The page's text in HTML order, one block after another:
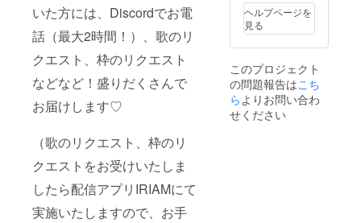
いた方には、Discordでお電
話（最大2時間！）、歌のリ
クエスト、枠のリクエスト
などなど！盛りだくさんで
お届けします♡
（歌のリクエスト、枠のリ
クエストをお受けいたしま
したら配信アプリIRIAMにて
実施いたしますので、お手
ヘルプページを
見る
このプロジェクト
の問題報告はこち
らよりお問い合わ
せください